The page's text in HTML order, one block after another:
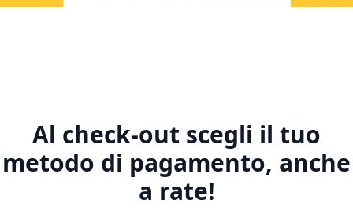
Al check-out scegli il tuo
metodo di pagamento, anche
a rate!